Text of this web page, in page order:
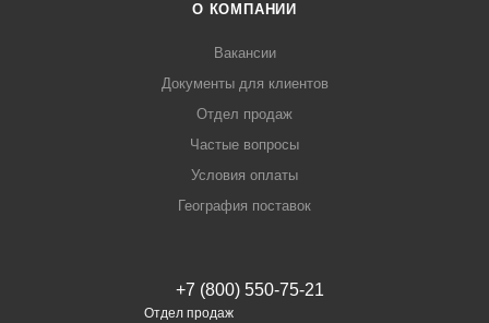
О КОМПАНИИ
Вакансии
Документы для клиентов
Отдел продаж
Частые вопросы
Условия оплаты
География поставок
+7 (800) 550-75-21
Отдел продаж